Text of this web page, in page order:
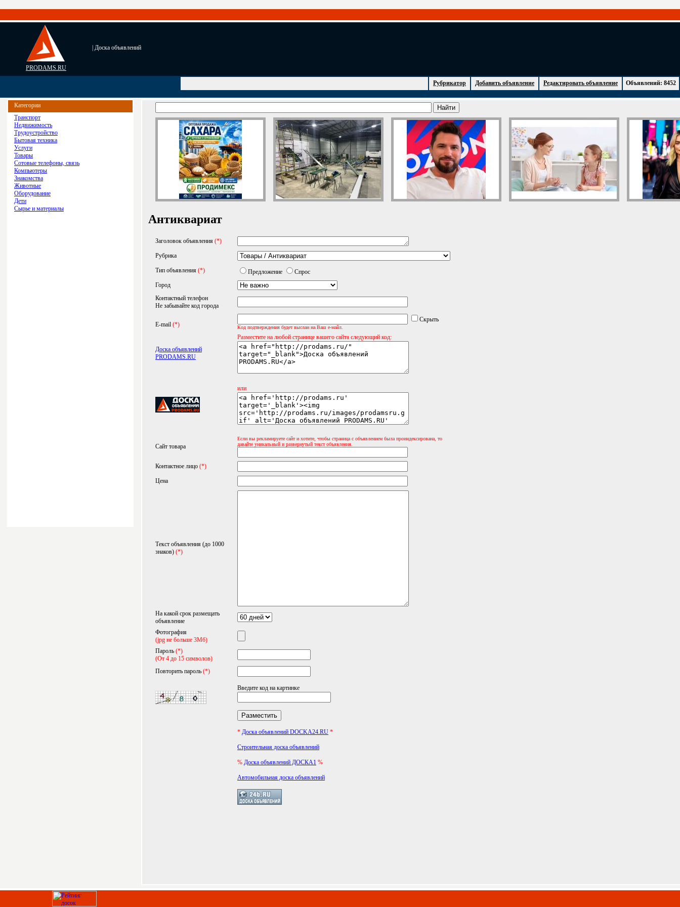
PRODAMS.RU
| Доска объявлений
Рубрикатор Добавить объявление Редактировать объявление Объявлений: 8452
Категории
Транспорт
Недвижимость
Трудоустройство
Бытовая техника
Услуги
Товары
Сотовые телефоны, связь
Компьютеры
Знакомства
Животные
Оборудование
Дети
Сырье и материалы
Антиквариат
Заголовок объявления (*)
Рубрика
Тип объявления (*) Предложение
Спрос
Город
Контактный телефон
Не забывайте код города
E-mail (*)
Скрыть
Код подтверждения будет выслан на Ваш е-майл.
Доска объявлений
PRODAMS.RU
Разместите на любой странице вашего сайта следующий код:
или
Сайт товара
Если вы рекламируете сайт и хотите, чтобы страница с объявлением была проиндексирована, то
давайте уникальный и развернутый текст объявления.
Контактное лицо (*)
Цена
Текст объявления (до 1000
знаков) (*)
На какой срок размещать
объявление
Фотография
(jpg не больше 3Мб)
Пароль (*)
(От 4 до 15 символов)
Повторить пароль (*)
Введите код на картинке
* Доска объявлений DOCKA24.RU *
Строительная доска объявлений
% Доска объявлений ДОСКА1 %
Автомобильная доска объявлений